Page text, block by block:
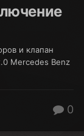
и клапан
Mercedes Benz
0